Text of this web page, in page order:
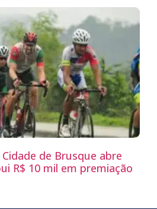
de Brusque abre
R$ 10 mil em premiação